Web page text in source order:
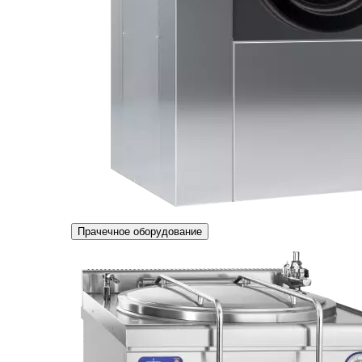
Прачечное оборудование